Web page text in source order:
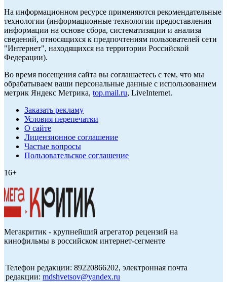
На информационном ресурсе применяются рекомендательные
технологии (информационные технологии предоставления
информации на основе сбора, систематизации и анализа
сведений, относящихся к предпочтениям пользователей сети
"Интернет", находящихся на территории Российской
Федерации).
Во время посещения сайта вы соглашаетесь с тем, что мы
обрабатываем ваши персональные данные с использованием
метрик Яндекс Метрика, top.mail.ru, LiveInternet.
Заказать рекламу
Условия перепечатки
О сайте
Лицензионное соглашение
Частые вопросы
Пользовательское соглашение
16+
Мегакритик - крупнейший агрегатор рецензий на
кинофильмы в российском интернет-сегменте
Телефон редакции: 89220866202, электронная почта
редакции: mdshvetsov@yandex.ru